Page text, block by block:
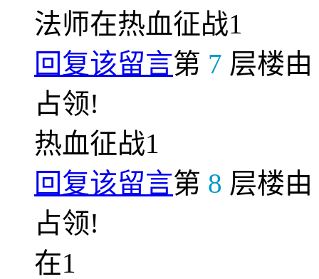
法师在热血征战1
回复该留言第 7 层楼由
占领!
热血征战1
回复该留言第 8 层楼由
占领!
在1